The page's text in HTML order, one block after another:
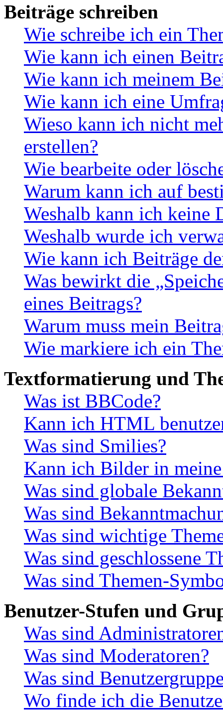
Beiträge schreiben
Wie schreibe ich ein
Wie kann ich einen
Wie kann ich meinem
Wie kann ich eine
Wieso kann ich nicht
erstellen?
Wie bearbeite oder
Warum kann ich auf
Weshalb kann ich keine
Weshalb wurde ich
Wie kann ich Beiträge
Was bewirkt die
eines Beitrags?
Warum muss mein
Wie markiere ich ein
Textformatierung und
Was ist BBCode?
Kann ich HTML
Was sind Smilies?
Kann ich Bilder in
Was sind globale
Was sind
Was sind wichtige
Was sind geschlossene
Was sind Themen-
Benutzer-Stufen und
Was sind
Was sind Moderatoren?
Was sind
Wo finde ich die